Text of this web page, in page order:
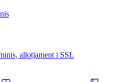
allotjament i SSL